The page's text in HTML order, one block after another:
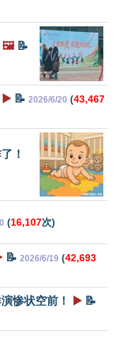
🖼️📝
▶️ 📝 2026/6/20 (43,467
！
(16,107次)
📝 2026/6/19 (42,693
惨状空前！ ▶️ 📝